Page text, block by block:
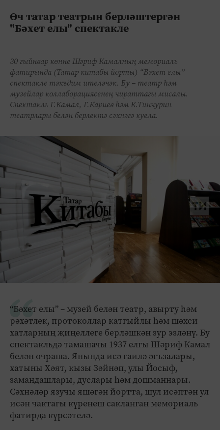
Өч татар театрын берләштергән
"Бәхет елы" спектакле
30 гыйнвар көнне Шәриф Камалның мемориаль
фатирында (Татар китабы йорты) “Бәхет елы”
спектакле тәкъдим ителәчәк. Бу – театр һәм
музейлар коллаборациясенең чираттагы мисалы.
Спектакль Г.Камал, Г.Кариев һәм К.Тинчурин
театрлары белән берлектә сәхнәгә куела.
“Бәхет елы” – музей белән театр, авырту һәм
рәхәтлек, протоколлар катгыйлы һәм шәхси
хатларның җиңеллеге берләшкән зур эзләнү. Бу
спектакльдә тамашачы 1937 елгы Шәриф Камал
белән очраша. Янында исә гаилә әгъзалары,
хатыны Хәят, кызы Зәйнәп, улы Йосыф,
замандашлары, дуслары һәм дошманнары.
Сәхнәләр язучы яшәгән йортта, шул исәптән ул
исән чактагы күренеш сакланган мемориаль
фатирда күрсәтелә.